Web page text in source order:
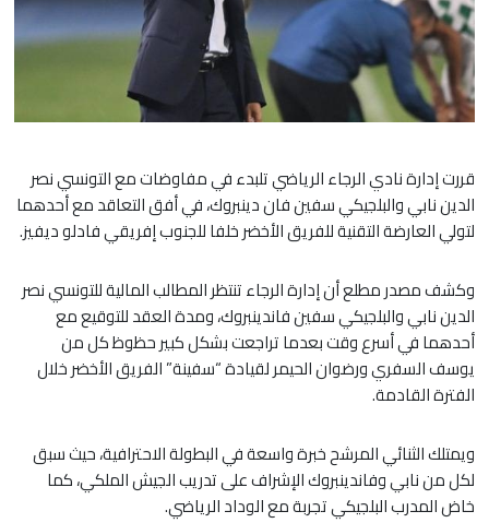
قررت إدارة نادي الرجاء الرياضي تلبدء في مفاوضات مع التونسي نصر
الدين نابي والبلجيكي سفين فان دينبروك، في أفق التعاقد مع أحدهما
لتولي العارضة التقنية للفريق الأخضر خلفا للجنوب إفريقي فادلو ديفيز.
وكشف مصدر مطلع أن إدارة الرجاء تنتظر المطالب المالية للتونسي نصر
الدين نابي والبلجيكي سفين فاندينبروك، ومدة العقد للتوقيع مع
أحدهما في أسرع وقت بعدما تراجعت بشكل كبير حظوظ كل من
يوسف السفري ورضوان الحيمر لقيادة “سفينة” الفريق الأخضر خلال
الفترة القادمة.
​ويمتلك الثنائي المرشح خبرة واسعة في البطولة الاحترافية، حيث سبق
لكل من نابي وفاندينبروك الإشراف على تدريب الجيش الملكي، كما
خاض المدرب البلجيكي تجربة مع الوداد الرياضي.